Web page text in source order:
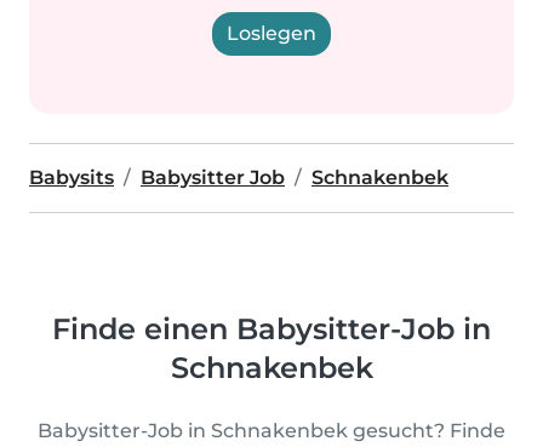
Loslegen
Babysits Babysitter Job Schnakenbek
Finde einen Babysitter-Job in
Schnakenbek
Babysitter-Job in Schnakenbek gesucht? Finde